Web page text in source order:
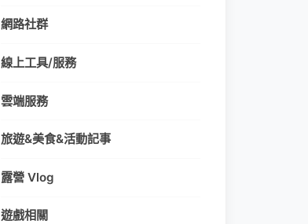
網路社群
線上工具/服務
雲端服務
旅遊&美食&活動記事
露營 Vlog
遊戲相關